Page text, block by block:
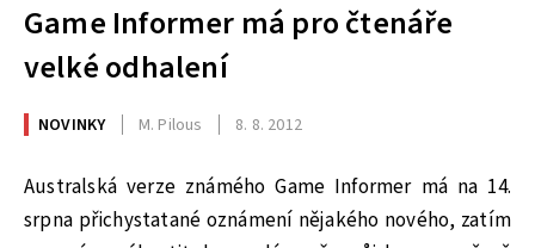
Game Informer má pro čtenáře
velké odhalení
NOVINKY M. Pilous 8. 8. 2012
Australská verze známého Game Informer má na 14.
srpna přichystatané oznámení nějakého nového, zatím